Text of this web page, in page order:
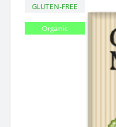
GLUTEN-FREE
Organic